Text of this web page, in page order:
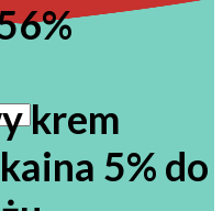
krem
5% do